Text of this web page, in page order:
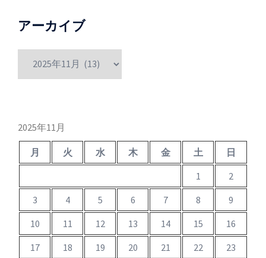
アーカイブ
2025年11月
月 火 水 木 金 土
日
1
2
3
4 5 6 7 8
9
10
11 12 13 14 15
16
17
18 19 20 21 22
23